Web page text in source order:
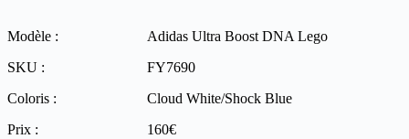
Modèle :
Adidas Ultra Boost DNA Lego
SKU :
FY7690
Coloris :
Cloud White/Shock Blue
Prix :
160€